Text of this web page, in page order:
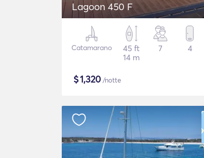
Lagoon 450 F
Catamarano
45 ft
14 m
7 4
$1,320 /notte